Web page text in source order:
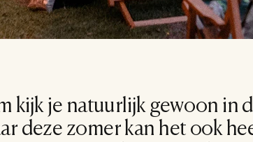
kijk je natuurlijk gewoon in
deze zomer kan het ook